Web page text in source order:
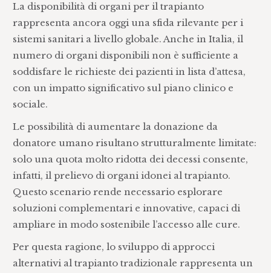
La disponibilità di organi per il trapianto
rappresenta ancora oggi una sfida rilevante per i
sistemi sanitari a livello globale. Anche in Italia, il
numero di organi disponibili non è sufficiente a
soddisfare le richieste dei pazienti in lista d’attesa,
con un impatto significativo sul piano clinico e
sociale.
Le possibilità di aumentare la donazione da
donatore umano risultano strutturalmente limitate:
solo una quota molto ridotta dei decessi consente,
infatti, il prelievo di organi idonei al trapianto.
Questo scenario rende necessario esplorare
soluzioni complementari e innovative, capaci di
ampliare in modo sostenibile l’accesso alle cure.
Per questa ragione, lo sviluppo di approcci
alternativi al trapianto tradizionale rappresenta un